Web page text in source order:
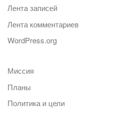
Лента записей
Лента комментариев
WordPress.org
Миссия
Планы
Политика и цели